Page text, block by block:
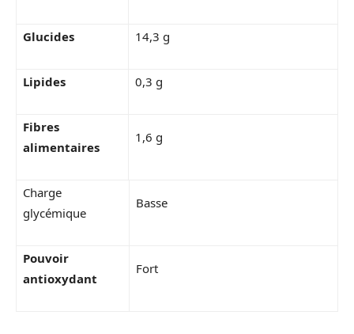
Glucides 14,3 g
Lipides 0,3 g
Fibres
alimentaires
1,6 g
Charge
glycémique
Basse
Pouvoir
antioxydant
Fort